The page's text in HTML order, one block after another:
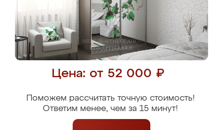
Цена: от 52 000 ₽
Поможем рассчитать точную стоимость!
Ответим менее, чем за 15 минут!